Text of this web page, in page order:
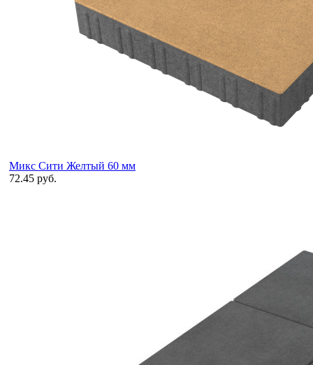
Микс Сити Желтый 60 мм
72.45 руб.